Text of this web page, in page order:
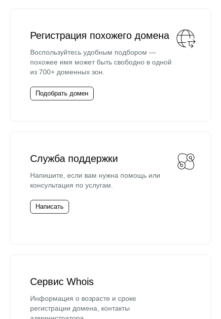
Регистрация похожего домена
Воспользуйтесь удобным подбором —
похожее имя может быть свободно в одной
из 700+ доменных зон.
Подобрать домен
Служба поддержки
Напишите, если вам нужна помощь или
консультация по услугам.
Написать
Сервис Whois
Информация о возрасте и сроке
регистрации домена, контакты